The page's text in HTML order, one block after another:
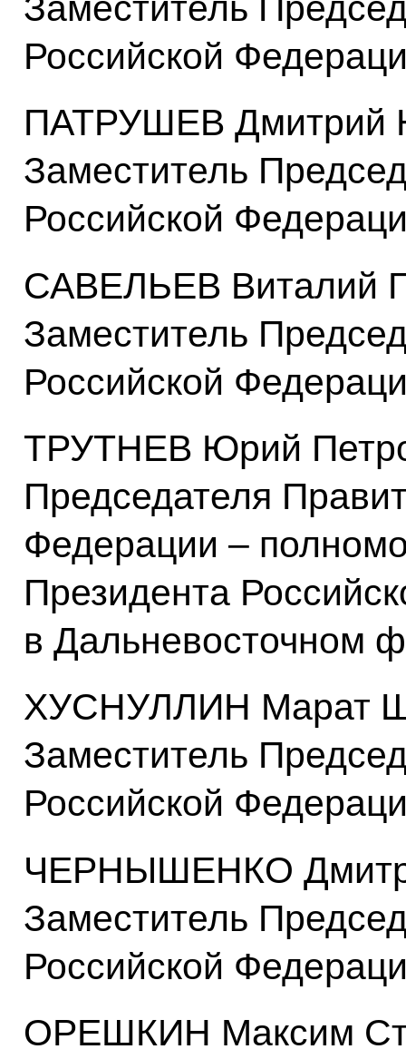
Российской
ПАТРУШЕВ Дмитрий
Заместитель
Российской
САВЕЛЬЕВ Виталий
Заместитель
Российской
ТРУТНЕВ Юрий
Председателя
Федерации –
Президента
в Дальневосточном
ХУСНУЛЛИН Марат
Заместитель
Российской
ЧЕРНЫШЕНКО
Заместитель
Российской
ОРЕШКИН Максим